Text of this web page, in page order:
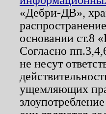
«Дебри-ДВ»,
основании ст.8
Согласно
не несут
ущемляющих